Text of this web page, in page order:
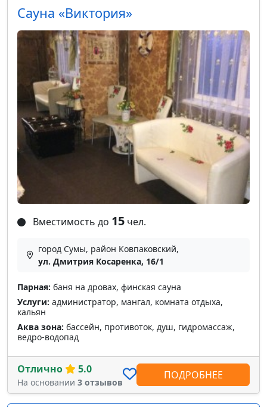
Сауна «Виктория»
Вместимость до 15 чел.
город Сумы, район Ковпаковский,
ул. Дмитрия Косаренка, 16/1
Парная: баня на дровах, финская сауна
Услуги: администратор, мангал, комната отдыха,
кальян
Аква зона: бассейн, противоток, душ, гидромассаж,
ведро-водопад
Отлично 5.0
На основании 3 отзывов
ПОДРОБНЕЕ